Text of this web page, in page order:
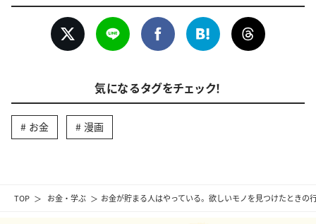
TOP お金・学ぶ お金が貯まる人はやっている。欲しいモノを見つけたときの
気になるタグをチェック！
お金 漫画